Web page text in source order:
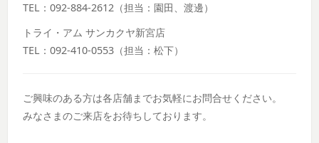
TEL：092-884-2612（担当：園田、渡邊）
トライ・アム サンカクヤ新宮店
TEL：092-410-0553（担当：松下）
ご興味のある方は各店舗までお気軽にお問合せください。
みなさまのご来店をお待ちしております。